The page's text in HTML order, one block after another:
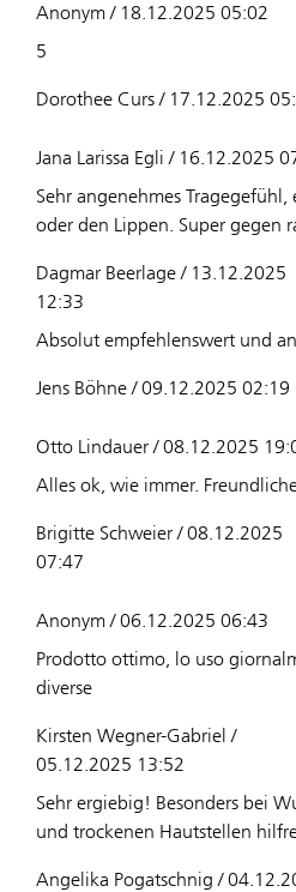
Anonym / 18.12.2025 05:02
5
Dorothee Curs / 17.12.2025
Jana Larissa Egli / 16.12.2025
Sehr angenehmes
oder den Lippen. Super gegen
Dagmar Beerlage / 13.12.2025
12:33
Absolut empfehlenswert und
Jens Böhne / 09.12.2025 02:19
Otto Lindauer / 08.12.2025
Alles ok, wie immer.
Brigitte Schweier / 08.12.2025
07:47
Anonym / 06.12.2025 06:43
Prodotto ottimo, lo uso
diverse
Kirsten Wegner-Gabriel /
05.12.2025 13:52
Sehr ergiebig! Besonders bei
und trockenen Hautstellen
Angelika Pogatschnig /